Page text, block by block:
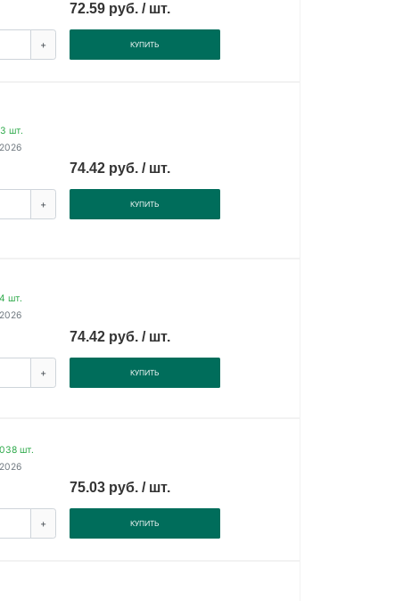
72.59 руб. / шт.
+ КУПИТЬ
шт.
74.42 руб. / шт.
+ КУПИТЬ
шт.
74.42 руб. / шт.
+ КУПИТЬ
шт.
75.03 руб. / шт.
+ КУПИТЬ